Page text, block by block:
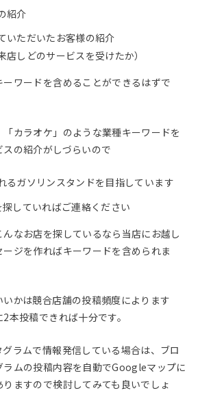
紹介
いただいたお客様の紹介
店しどのサービスを受けたか）
ワードを含めることができるはずで
「カラオケ」のような業種キーワードを
スの紹介がしづらいので
るガソリンスタンドを目指しています
していればご連絡ください
なお店を探しているなら当店にお越し
ジを作ればキーワードを含められま
かは競合店舗の投稿頻度によります
本投稿できれば十分です。
ラムで情報発信している場合は、ブロ
ラムの投稿内容を自動でGoogleマップに
ますので検討してみても良いでしょ